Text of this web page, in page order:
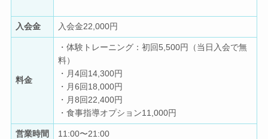
入会金 入会金22,000円
料金
・体験トレーニング：初回5,500円（当日入会で無
料）
・月4回14,300円
・月6回18,000円
・月8回22,400円
・食事指導オプション11,000円
営業時間 11:00〜21:00